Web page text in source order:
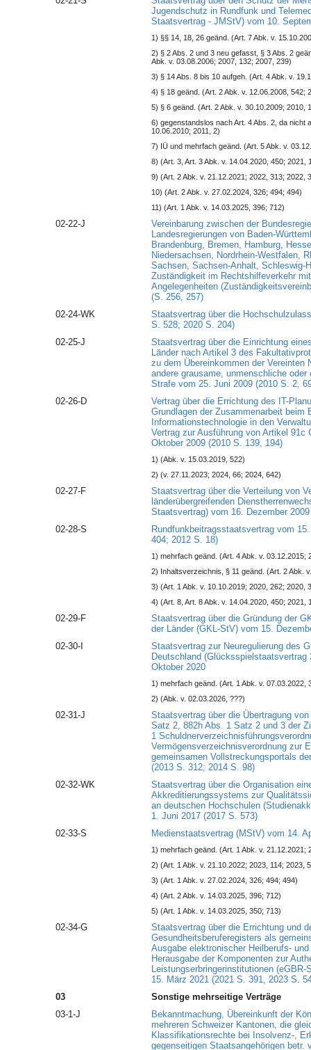
Jugendschutz in Rundfunk und
Staatsvertrag - JMStV) vom 10.
1) §§ 14, 18, 26 geänd. (Art. 7 Abk. v.
2) § 2 Abs. 2 und 3 neu gefasst, § 3 Abs. 2
Abk. v. 03.08.2006; 2007, 132; 2007, 239)
3) § 14 Abs. 8 bis 10 aufgeh. (Art. 4 Abk. v.
4) § 18 geänd. (Art. 2 Abk. v. 12.06.2008, 542;
5) § 6 geänd. (Art. 2 Abk. v. 30.10.2009; 2010,
6) gegenstandslos nach Art. 4 Abs. 2, da nicht
10.06.2010; 2011, 2)
7) IÜ und mehrfach geänd. (Art. 5 Abk. v.
8) (Art. 3, Art. 3 Abk. v. 14.04.2020, 450; 2021,
9) (Art. 2 Abk. v. 21.12.2021; 2022, 313; 2022,
10) (Art. 2 Abk. v. 27.02.2024, 326; 494; 494)
11) (Art. 1 Abk. v. 14.03.2025, 396; 712)
02-22-J
Vereinbarung zwischen der
Landesregierungen von Baden-
Brandenburg, Bremen, Hamburg,
Niedersachsen, Nordrhein-Westfalen,
Sachsen, Sachsen-Anhalt, Schleswig-
Zuständigkeit im Rechtshilfeverkehr
Angelegenheiten
(S. 256, 257)
02-24-WK
Staatsvertrag über die
S. 528; 2020 S. 204)
02-25-J
Staatsvertrag über die Einrichtung
Länder nach Artikel 3 des
zu dem Übereinkommen der Vereinten
andere grausame, unmenschliche oder
Strafe vom 25. Juni 2009 (2010 S. 2,
02-26-D
Vertrag über die Errichtung des IT-
Grundlagen der Zusammenarbeit beim
Informationstechnologie in den
Vertrag zur Ausführung von Artikel 91c
Oktober 2009 (2010 S. 139, 194)
1) (Abk. v. 15.03.2019, 522)
2) (v. 27.11.2023; 2024, 66; 2024, 642)
02-27-F
Staatsvertrag über die Verteilung von
länderübergreifenden
Staatsvertrag) vom 16. Dezember
02-28-S
Rundfunkbeitragsstaatsvertrag vom
404; 2012 S. 18)
1) mehrfach geänd. (Art. 4 Abk. v. 03.12.2015;
2) Inhaltsverzeichnis, § 11 geänd. (Art. 2 Abk.
3) (Art. 1 Abk. v. 10.10.2019; 2020, 262; 2020,
4) (Art. 8, Art. 8 Abk. v. 14.04.2020, 450; 2021,
02-29-F
Staatsvertrag über die Gründung der
der Länder (GKL-StV) vom 15.
02-30-I
Staatsvertrag zur Neuregulierung des
Deutschland
Oktober 2020
1) mehrfach geänd. (Art. 1 Abk. v. 07.03.2022,
2) (Abk. v. 02.03.2026, ???)
02-31-J
Staatsvertrag über die Übertragung
Satz 2, 882h Abs. 1 Satz 2 und 3 der
1
Vermögensverzeichnisverordnung zur
gemeinsamen Vollstreckungsportals
(2013 S. 312; 2014 S. 98)
02-32-WK
Staatsvertrag über die Organisation
Akkreditierungssystems zur
an deutschen Hochschulen
1. Juni 2017 (2017 S. 573)
02-33-S
Medienstaatsvertrag (MStV) vom 14.
1) mehrfach geänd. (Art. 1 Abk. v. 21.12.2021;
2) (Art. 1 Abk. v. 21.10.2022; 2023, 114; 2023,
3) (Art. 1 Abk. v. 27.02.2024, 326; 494; 494)
4) (Art. 2 Abk. v. 14.03.2025, 396; 712)
5) (Art. 1 Abk. v. 14.03.2025, 350; 713)
02-34-G
Staatsvertrag über die Errichtung und
Gesundheitsberuferegisters als
Ausgabe elektronischer Heilberufs-
Herausgabe der Komponenten zur
Leistungserbringerinstitutionen
15. März 2021 (2021 S. 391, 2023 S.
03
Sonstige mehrseitige Verträge
03-1-J
Bekanntmachung, Übereinkunft der
mehreren Schweizer Kantonen, die
Klassifikationsrechte bei Insolvenz-,
gegenseitigen Staatsangehörigen betr.